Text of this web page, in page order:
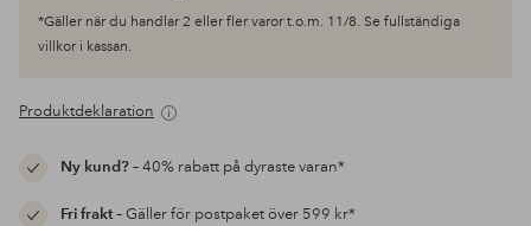
*Gäller när du handlar 2 eller fler varor t.o.m. 11/8. Se fullständiga
villkor i kassan.
Produktdeklaration
Ny kund?– 40% rabatt på dyraste varan*
Fri frakt– Gäller för postpaket över 599 kr*